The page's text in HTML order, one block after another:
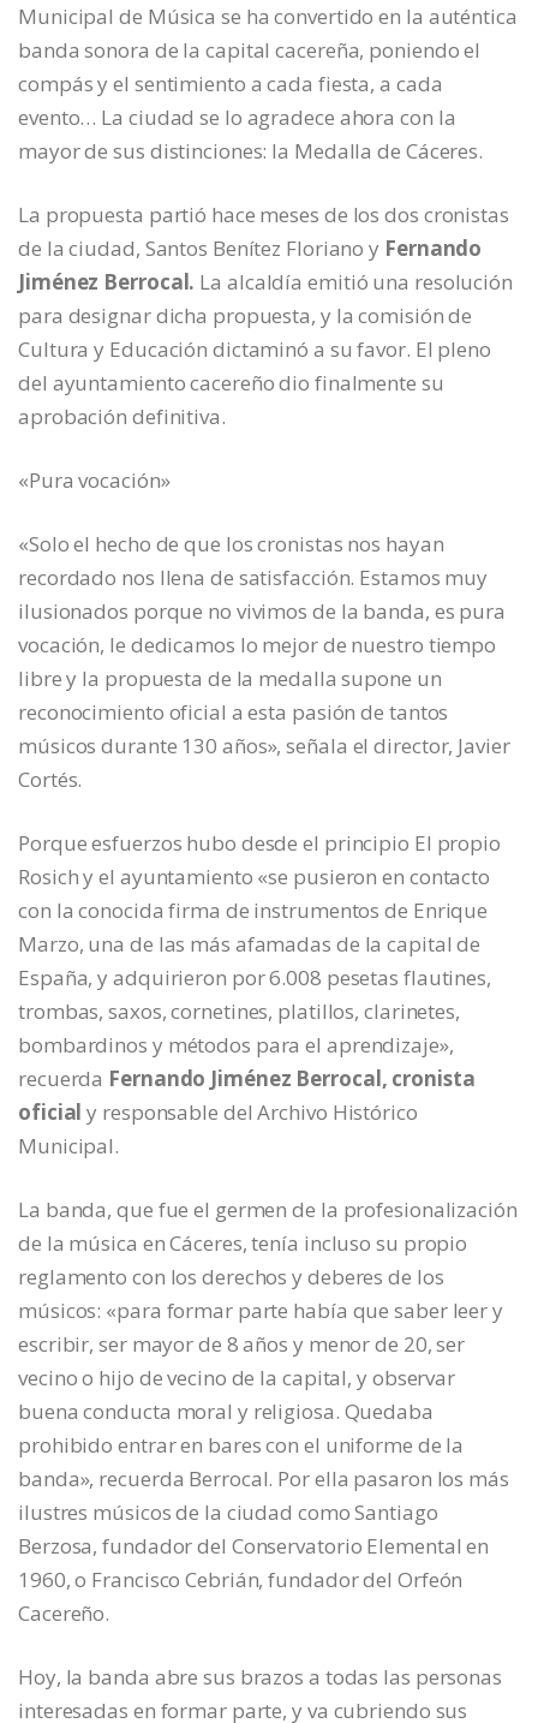
Municipal de Música se ha convertido en la auténtica
banda sonora de la capital cacereña, poniendo el
compás y el sentimiento a cada fiesta, a cada
evento… La ciudad se lo agradece ahora con la
mayor de sus distinciones: la Medalla de Cáceres.
La propuesta partió hace meses de los dos cronistas
de la ciudad, Santos Benítez Floriano y Fernando
Jiménez Berrocal. La alcaldía emitió una resolución
para designar dicha propuesta, y la comisión de
Cultura y Educación dictaminó a su favor. El pleno
del ayuntamiento cacereño dio finalmente su
aprobación definitiva.
«Pura vocación»
«Solo el hecho de que los cronistas nos hayan
recordado nos llena de satisfacción. Estamos muy
ilusionados porque no vivimos de la banda, es pura
vocación, le dedicamos lo mejor de nuestro tiempo
libre y la propuesta de la medalla supone un
reconocimiento oficial a esta pasión de tantos
músicos durante 130 años», señala el director, Javier
Cortés.
Porque esfuerzos hubo desde el principio El propio
Rosich y el ayuntamiento «se pusieron en contacto
con la conocida firma de instrumentos de Enrique
Marzo, una de las más afamadas de la capital de
España, y adquirieron por 6.008 pesetas flautines,
trombas, saxos, cornetines, platillos, clarinetes,
bombardinos y métodos para el aprendizaje»,
recuerda Fernando Jiménez Berrocal, cronista
oficial y responsable del Archivo Histórico
Municipal.
La banda, que fue el germen de la profesionalización
de la música en Cáceres, tenía incluso su propio
reglamento con los derechos y deberes de los
músicos: «para formar parte había que saber leer y
escribir, ser mayor de 8 años y menor de 20, ser
vecino o hijo de vecino de la capital, y observar
buena conducta moral y religiosa. Quedaba
prohibido entrar en bares con el uniforme de la
banda», recuerda Berrocal. Por ella pasaron los más
ilustres músicos de la ciudad como Santiago
Berzosa, fundador del Conservatorio Elemental en
1960, o Francisco Cebrián, fundador del Orfeón
Cacereño.
Hoy, la banda abre sus brazos a todas las personas
interesadas en formar parte, y va cubriendo sus